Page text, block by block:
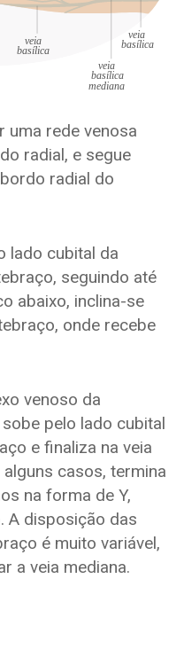
uma rede venosa
radial, e segue
radial do
lado cubital da
seguindo até
abaixo, inclina-se
onde recebe
venoso da
pelo lado cubital
e finaliza na veia
casos, termina
na forma de Y,
A disposição das
é muito variável,
a veia mediana.